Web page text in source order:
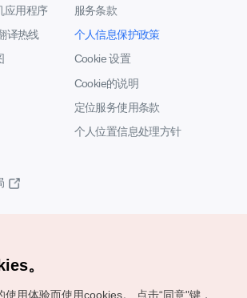
应用程序
译热线
服务条款
个人信息保护政策
Cookie 设置
Cookie的说明
定位服务使用条款
个人位置信息处理方针
。
用体验而使用cookies。 点击“同意"键，